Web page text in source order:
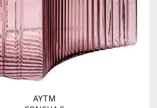
AYTM